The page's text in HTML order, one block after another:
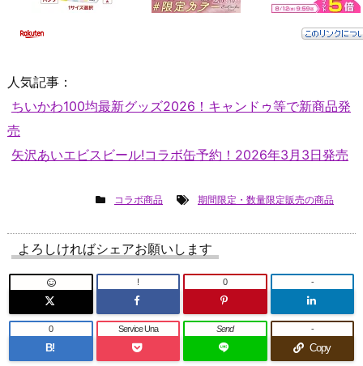
人気記事：
ちいかわ100均最新グッズ2026！キャンドゥ等で新商品発
売
矢沢あいエビスビール!コラボ缶予約！2026年3月3日発売
コラボ商品 期間限定・数量限定販売の商品
よろしければシェアお願いします
! 0 -
B!
0 Service Una Send
Copy
-